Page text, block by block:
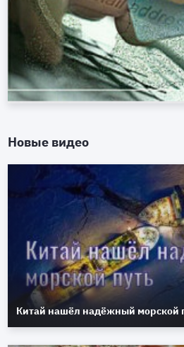
Новые видео
Китай нашёл надёжный морской